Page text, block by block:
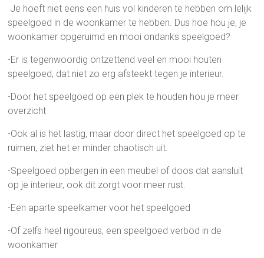
Je hoeft niet eens een huis vol kinderen te hebben om lelijk
speelgoed in de woonkamer te hebben. Dus hoe hou je, je
woonkamer opgeruimd en mooi ondanks speelgoed?
-Er is tegenwoordig ontzettend veel en mooi houten
speelgoed, dat niet zo erg afsteekt tegen je interieur.
-Door het speelgoed op een plek te houden hou je meer
overzicht
-Ook al is het lastig, maar door direct het speelgoed op te
ruimen, ziet het er minder chaotisch uit.
-Speelgoed opbergen in een meubel of doos dat aansluit
op je interieur, ook dit zorgt voor meer rust.
-Een aparte speelkamer voor het speelgoed
-Of zelfs heel rigoureus, een speelgoed verbod in de
woonkamer